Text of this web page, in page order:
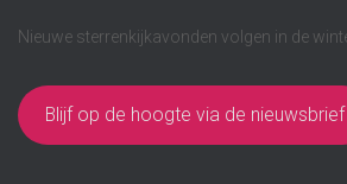
Nieuwe sterrenkijkavonden volgen in de
Blijf op de hoogte via de nieuwsbrief